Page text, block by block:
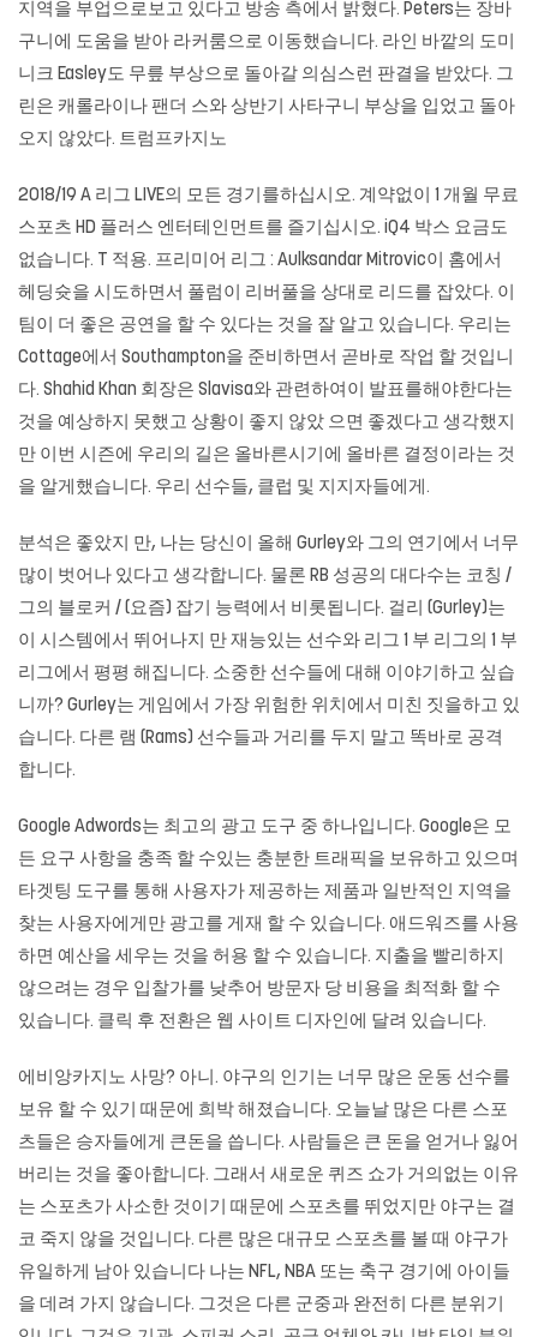
지역을 부업으로보고 있다고 방송 측에서 밝혔다. Peters는 장바
구니에 도움을 받아 라커룸으로 이동했습니다. 라인 바깥의 도미
니크 Easley도 무릎 부상으로 돌아갈 의심스런 판결을 받았다. 그
린은 캐롤라이나 팬더 스와 상반기 사타구니 부상을 입었고 돌아
오지 않았다. 트럼프카지노
2018/19 A 리그 LIVE의 모든 경기를하십시오. 계약없이 1 개월 무료
스포츠 HD 플러스 엔터테인먼트를 즐기십시오. iQ4 박스 요금도
없습니다. T 적용. 프리미어 리그 : Aulksandar Mitrovic이 홈에서
헤딩슛을 시도하면서 풀럼이 리버풀을 상대로 리드를 잡았다. 이
팀이 더 좋은 공연을 할 수 있다는 것을 잘 알고 있습니다. 우리는
Cottage에서 Southampton을 준비하면서 곧바로 작업 할 것입니
다. Shahid Khan 회장은 Slavisa와 관련하여이 발표를해야한다는
것을 예상하지 못했고 상황이 좋지 않았 으면 좋겠다고 생각했지
만 이번 시즌에 우리의 길은 올바른시기에 올바른 결정이라는 것
을 알게했습니다. 우리 선수들, 클럽 및 지지자들에게.
분석은 좋았지 만, 나는 당신이 올해 Gurley와 그의 연기에서 너무
많이 벗어나 있다고 생각합니다. 물론 RB 성공의 대다수는 코칭 /
그의 블로커 / (요즘) 잡기 능력에서 비롯됩니다. 걸리 (Gurley)는
이 시스템에서 뛰어나지 만 재능있는 선수와 리그 1 부 리그의 1 부
리그에서 평평 해집니다. 소중한 선수들에 대해 이야기하고 싶습
니까? Gurley는 게임에서 가장 위험한 위치에서 미친 짓을하고 있
습니다. 다른 램 (Rams) 선수들과 거리를 두지 말고 똑바로 공격
합니다.
Google Adwords는 최고의 광고 도구 중 하나입니다. Google은 모
든 요구 사항을 충족 할 수있는 충분한 트래픽을 보유하고 있으며
타겟팅 도구를 통해 사용자가 제공하는 제품과 일반적인 지역을
찾는 사용자에게만 광고를 게재 할 수 있습니다. 애드워즈를 사용
하면 예산을 세우는 것을 허용 할 수 있습니다. 지출을 빨리하지
않으려는 경우 입찰가를 낮추어 방문자 당 비용을 최적화 할 수
있습니다. 클릭 후 전환은 웹 사이트 디자인에 달려 있습니다.
에비앙카지노 사망? 아니. 야구의 인기는 너무 많은 운동 선수를
보유 할 수 있기 때문에 희박 해졌습니다. 오늘날 많은 다른 스포
츠들은 승자들에게 큰돈을 씁니다. 사람들은 큰 돈을 얻거나 잃어
버리는 것을 좋아합니다. 그래서 새로운 퀴즈 쇼가 거의없는 이유
는 스포츠가 사소한 것이기 때문에 스포츠를 뛰었지만 야구는 결
코 죽지 않을 것입니다. 다른 많은 대규모 스포츠를 볼 때 야구가
유일하게 남아 있습니다 나는 NFL, NBA 또는 축구 경기에 아이들
을 데려 가지 않습니다. 그것은 다른 군중과 완전히 다른 분위기